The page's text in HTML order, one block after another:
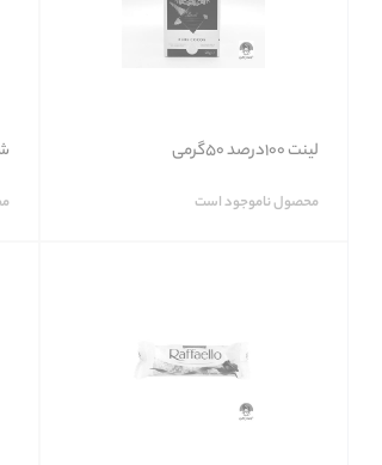
لینت 100درصد 50گرمی
محصول ناموجود است